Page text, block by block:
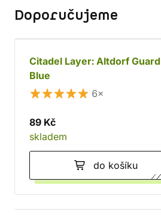
Doporučujeme
Citadel Layer: Altdorf Guard
Blue
6×
89 Kč
skladem
do košíku